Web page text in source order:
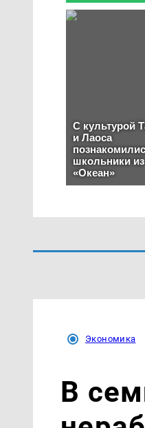
Экономика
В